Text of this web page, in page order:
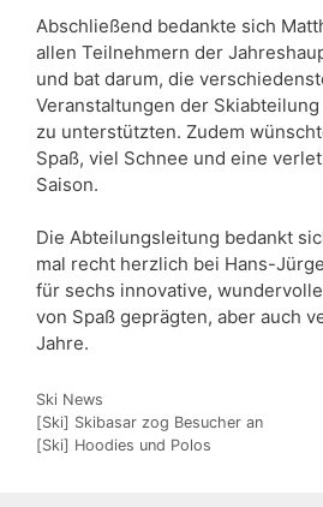
Abschließend bedankte sich
allen Teilnehmern der
und bat darum, die
Veranstaltungen der
zu unterstützten. Zudem
Spaß, viel Schnee und eine
Saison.
Die Abteilungsleitung bedankt
mal recht herzlich bei Hans-
für sechs innovative,
von Spaß geprägten, aber auch
Jahre.
Kategorien
Ski News
[Ski] Skibasar zog Besucher an
[Ski] Hoodies und Polos